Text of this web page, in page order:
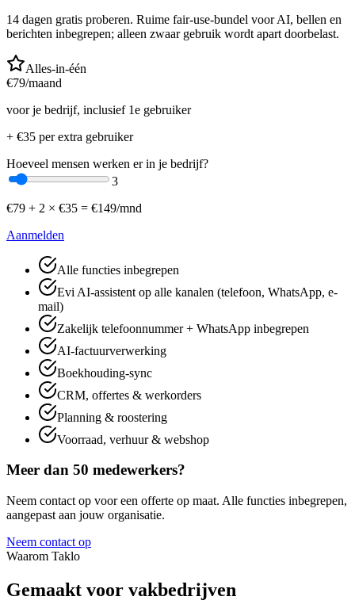
14 dagen gratis proberen. Ruime fair-use-bundel voor AI, bellen en
berichten inbegrepen; alleen zwaar gebruik wordt apart doorbelast.
Alles-in-één
€79/maand
voor je bedrijf, inclusief 1e gebruiker
+ €35 per extra gebruiker
Hoeveel mensen werken er in je bedrijf?
3
€79 + 2 × €35 = €149/mnd
Aanmelden
Alle functies inbegrepen
Evi AI-assistent op alle kanalen (telefoon, WhatsApp, e-
mail)
Zakelijk telefoonnummer + WhatsApp inbegrepen
AI-factuurverwerking
Boekhouding-sync
CRM, offertes & werkorders
Planning & roostering
Voorraad, verhuur & webshop
Meer dan 50 medewerkers?
Neem contact op voor een offerte op maat. Alle functies inbegrepen,
aangepast aan jouw organisatie.
Neem contact op
Waarom Taklo
Gemaakt voor vakbedrijven